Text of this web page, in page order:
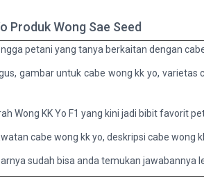
Produk Wong Sae Seed
petani yang tanya berkaitan dengan
gambar untuk cabe wong kk yo,
Wong KK Yo F1 yang kini jadi bibit favorit
cabe wong kk yo, deskripsi cabe wong
sudah bisa anda temukan jawabannya